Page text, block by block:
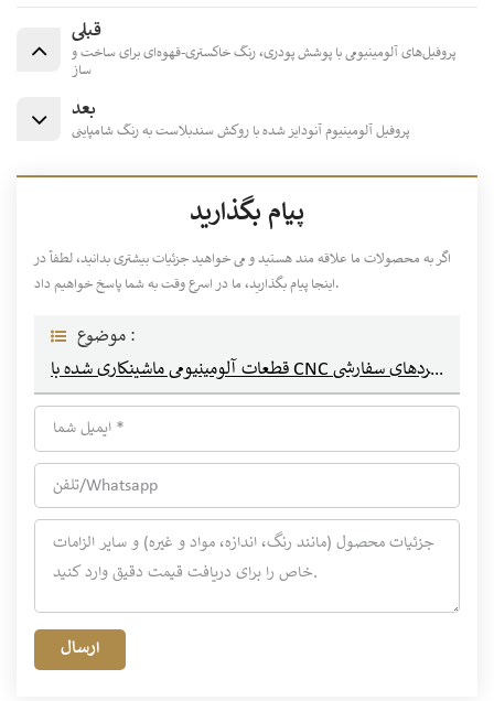
قبلی
پروفیل‌های آلومینیومی با پوشش پودری، رنگ خاکستری-قهوه‌ای برای ساخت و
ساز
بعد
پروفیل آلومینیوم آنودایز شده با روکش سندبلاست به رنگ شامپاینی
پیام بگذارید
اگر به محصولات ما علاقه مند هستید و می خواهید جزئیات بیشتری بدانید، لطفاً در
اینجا پیام بگذارید، ما در اسرع وقت به شما پاسخ خواهیم داد.
موضوع :
قطعات آلومینیومی ماشینکاری شده با CNC دقیق برای کاربردهای سفارشی
ارسال